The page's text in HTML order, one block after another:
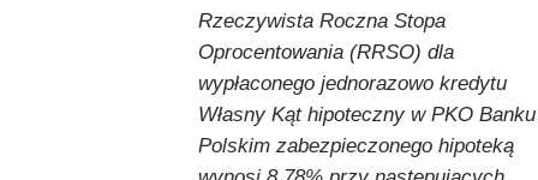
Rzeczywista Roczna Stopa
Oprocentowania (RRSO) dla
wypłaconego jednorazowo kredytu
Własny Kąt hipoteczny w PKO Banku
Polskim zabezpieczonego hipoteką